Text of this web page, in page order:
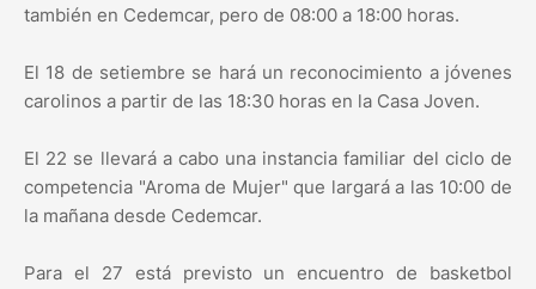
también en Cedemcar, pero de 08:00 a 18:00 horas.
El 18 de setiembre se hará un reconocimiento a jóvenes
carolinos a partir de las 18:30 horas en la Casa Joven.
El 22 se llevará a cabo una instancia familiar del ciclo de
competencia "Aroma de Mujer" que largará a las 10:00 de
la mañana desde Cedemcar.
Para el 27 está previsto un encuentro de basketbol